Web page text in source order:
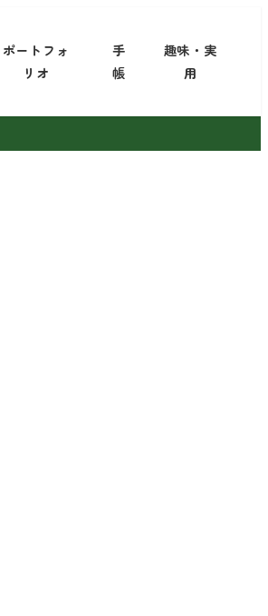
ポートフォ
リオ
手
帳
趣味・実
用